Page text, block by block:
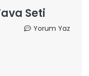
Seti
Yorum Yaz